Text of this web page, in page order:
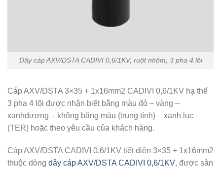
Dây cáp AXV/DSTA CADIVI 0,6/1KV, ruột nhôm, 3 pha 4 lõi
Cáp AXV/DSTA 3×35 + 1x16mm2 CADIVI 0,6/1KV hạ thế
3 pha 4 lõi được nhận biết bằng màu đỏ – vàng –
xanhdương – không băng màu (trung tính) – xanh lục
(TER) hoặc theo yêu cầu của khách hàng.
Cáp AXV/DSTA CADIVI 0,6/1KV tiết diện 3×35 + 1x16mm2
thuộc dòng dây cáp AXV/DSTA CADIVI 0,6/1KV, được sản